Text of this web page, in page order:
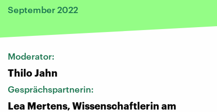
September 2022
Moderator:
Thilo Jahn
Gesprächspartnerin:
Lea Mertens, Wissenschaftlerin am